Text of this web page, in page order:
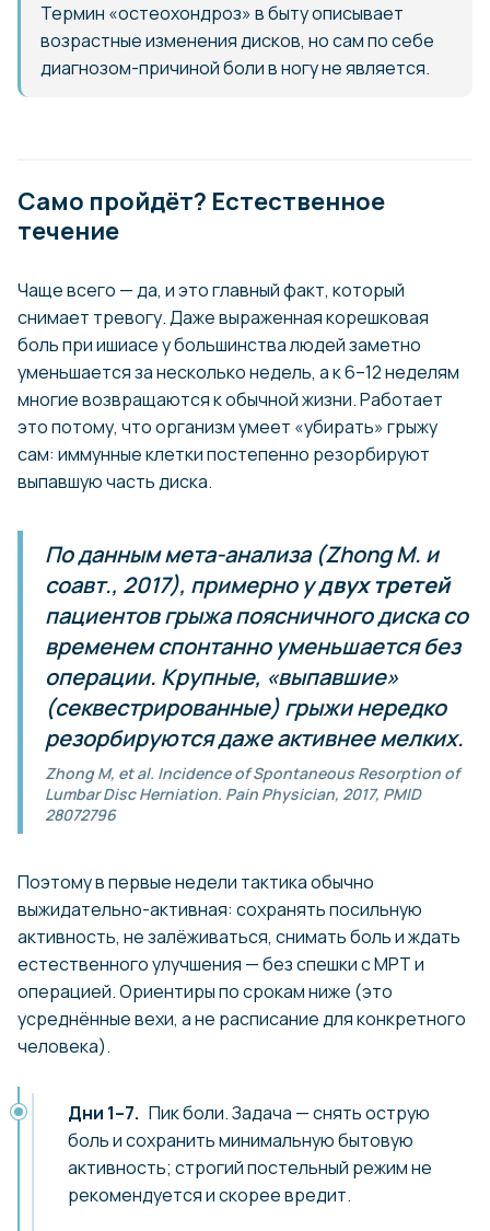
Термин «остеохондроз» в быту описывает
возрастные изменения дисков, но сам по себе
диагнозом-причиной боли в ногу не является.
Само пройдёт? Естественное
течение
Чаще всего — да, и это главный факт, который
снимает тревогу. Даже выраженная корешковая
боль при ишиасе у большинства людей заметно
уменьшается за несколько недель, а к 6–12 неделям
многие возвращаются к обычной жизни. Работает
это потому, что организм умеет «убирать» грыжу
сам: иммунные клетки постепенно резорбируют
выпавшую часть диска.
По данным мета-анализа (Zhong M. и
соавт., 2017), примерно удвух третей
пациентов грыжа поясничного диска со
временем спонтанно уменьшается без
операции. Крупные, «выпавшие»
(секвестрированные) грыжи нередко
резорбируются даже активнее мелких.
Zhong M, et al. Incidence of Spontaneous Resorption of
Lumbar Disc Herniation. Pain Physician, 2017, PMID
28072796
Поэтому в первые недели тактика обычно
выжидательно-активная: сохранять посильную
активность, не залёживаться, снимать боль и ждать
естественного улучшения — без спешки с МРТ и
операцией. Ориентиры по срокам ниже (это
усреднённые вехи, а не расписание для конкретного
человека).
Дни 1–7. Пик боли. Задача — снять острую
боль и сохранить минимальную бытовую
активность; строгий постельный режим не
рекомендуется и скорее вредит.